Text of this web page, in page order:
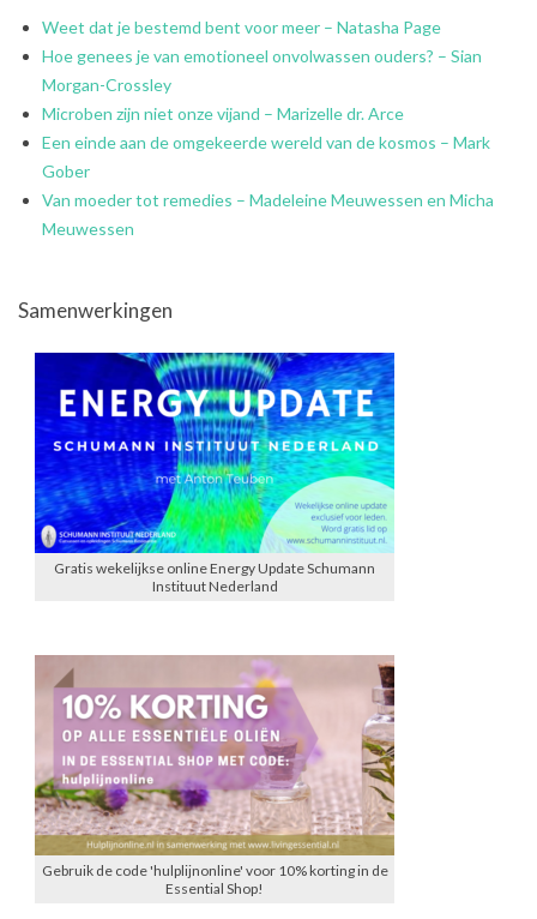
Weet dat je bestemd bent voor meer – Natasha Page
Hoe genees je van emotioneel onvolwassen ouders? – Sian
Morgan-Crossley
Microben zijn niet onze vijand – Marizelle dr. Arce
Een einde aan de omgekeerde wereld van de kosmos – Mark
Gober
Van moeder tot remedies – Madeleine Meuwessen en Micha
Meuwessen
Samenwerkingen
Gratis wekelijkse online Energy Update Schumann
Instituut Nederland
Gebruik de code 'hulplijnonline' voor 10% korting in de
Essential Shop!